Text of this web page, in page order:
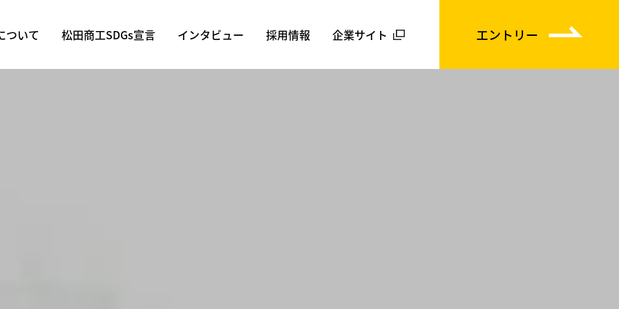
ついて 松田商工SDGs宣言 インタビュー 採用情報 企業サイト エントリー